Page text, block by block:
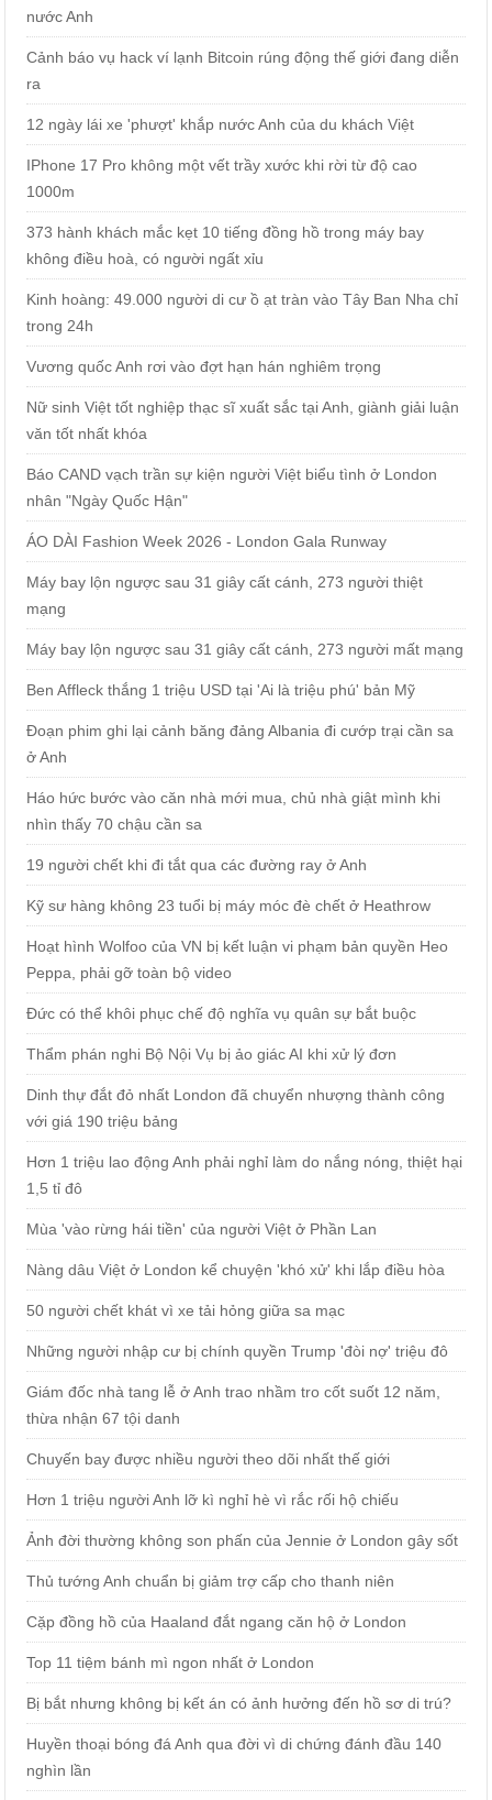
nước Anh
Cảnh báo vụ hack ví lạnh Bitcoin rúng động thế giới đang diễn
ra
12 ngày lái xe 'phượt' khắp nước Anh của du khách Việt
IPhone 17 Pro không một vết trầy xước khi rời từ độ cao
1000m
373 hành khách mắc kẹt 10 tiếng đồng hồ trong máy bay
không điều hoà, có người ngất xỉu
Kinh hoàng: 49.000 người di cư ồ ạt tràn vào Tây Ban Nha chỉ
trong 24h
Vương quốc Anh rơi vào đợt hạn hán nghiêm trọng
Nữ sinh Việt tốt nghiệp thạc sĩ xuất sắc tại Anh, giành giải luận
văn tốt nhất khóa
Báo CAND vạch trần sự kiện người Việt biểu tình ở London
nhân "Ngày Quốc Hận"
ÁO DÀI Fashion Week 2026 - London Gala Runway
Máy bay lộn ngược sau 31 giây cất cánh, 273 người thiệt
mạng
Máy bay lộn ngược sau 31 giây cất cánh, 273 người mất mạng
Ben Affleck thắng 1 triệu USD tại 'Ai là triệu phú' bản Mỹ
Đoạn phim ghi lại cảnh băng đảng Albania đi cướp trại cần sa
ở Anh
Háo hức bước vào căn nhà mới mua, chủ nhà giật mình khi
nhìn thấy 70 chậu cần sa
19 người chết khi đi tắt qua các đường ray ở Anh
Kỹ sư hàng không 23 tuổi bị máy móc đè chết ở Heathrow
Hoạt hình Wolfoo của VN bị kết luận vi phạm bản quyền Heo
Peppa, phải gỡ toàn bộ video
Đức có thể khôi phục chế độ nghĩa vụ quân sự bắt buộc
Thẩm phán nghi Bộ Nội Vụ bị ảo giác AI khi xử lý đơn
Dinh thự đắt đỏ nhất London đã chuyển nhượng thành công
với giá 190 triệu bảng
Hơn 1 triệu lao động Anh phải nghỉ làm do nắng nóng, thiệt hại
1,5 tỉ đô
Mùa 'vào rừng hái tiền' của người Việt ở Phần Lan
Nàng dâu Việt ở London kể chuyện 'khó xử' khi lắp điều hòa
50 người chết khát vì xe tải hỏng giữa sa mạc
Những người nhập cư bị chính quyền Trump 'đòi nợ' triệu đô
Giám đốc nhà tang lễ ở Anh trao nhầm tro cốt suốt 12 năm,
thừa nhận 67 tội danh
Chuyến bay được nhiều người theo dõi nhất thế giới
Hơn 1 triệu người Anh lỡ kì nghỉ hè vì rắc rối hộ chiếu
Ảnh đời thường không son phấn của Jennie ở London gây sốt
Thủ tướng Anh chuẩn bị giảm trợ cấp cho thanh niên
Cặp đồng hồ của Haaland đắt ngang căn hộ ở London
Top 11 tiệm bánh mì ngon nhất ở London
Bị bắt nhưng không bị kết án có ảnh hưởng đến hồ sơ di trú?
Huyền thoại bóng đá Anh qua đời vì di chứng đánh đầu 140
nghìn lần